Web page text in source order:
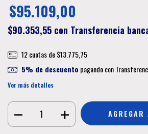
$95.109,00
$90.353,55 con Transferencia
12 cuotas de$13.775,75
5% de descuento pagando con
Ver más detalles